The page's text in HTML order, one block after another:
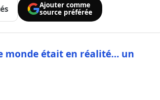
Ajouter comme
source préférée
monde était en réalité… un